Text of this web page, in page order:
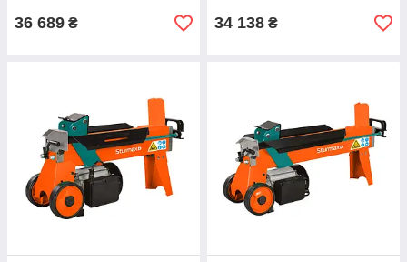
36 689 ₴ 34 138 ₴